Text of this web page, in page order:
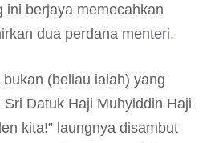
ini berjaya memecahkan
dua perdana menteri.
bukan (beliau ialah) yang
Datuk Haji Muhyiddin Haji
kita!” laungnya disambut